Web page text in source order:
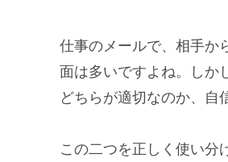
仕事のメールで、相手か
面は多いですよね。しか
どちらが適切なのか、自
この二つを正しく使い分